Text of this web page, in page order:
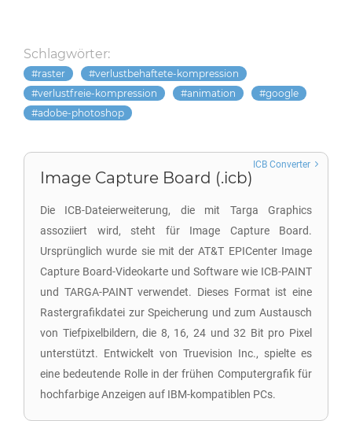
Schlagwörter:
raster
verlustbehaftete-kompression
verlustfreie-kompression
animation
google
adobe-photoshop
Image Capture Board (.icb)
Die ICB-Dateierweiterung, die mit Targa Graphics
assoziiert wird, steht für Image Capture Board.
Ursprünglich wurde sie mit der AT&T EPICenter Image
Capture Board-Videokarte und Software wie ICB-PAINT
und TARGA-PAINT verwendet. Dieses Format ist eine
Rastergrafikdatei zur Speicherung und zum Austausch
von Tiefpixelbildern, die 8, 16, 24 und 32 Bit pro Pixel
unterstützt. Entwickelt von Truevision Inc., spielte es
eine bedeutende Rolle in der frühen Computergrafik für
hochfarbige Anzeigen auf IBM-kompatiblen PCs.
ICB Converter